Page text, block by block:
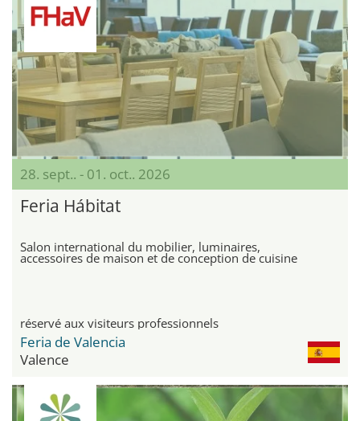
28. sept.. - 01. oct.. 2026
Feria Hábitat
Salon international du mobilier, luminaires,
accessoires de maison et de conception de cuisine
réservé aux visiteurs professionnels
Feria de Valencia
Valence